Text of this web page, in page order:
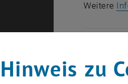
Weitere
Hinweis zu